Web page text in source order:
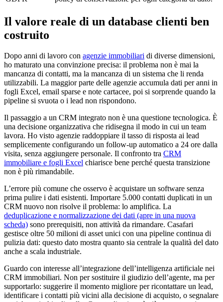
Il valore reale di un database clienti ben
costruito
Dopo anni di lavoro con agenzie immobiliari di diverse dimensioni,
ho maturato una convinzione precisa: il problema non è mai la
mancanza di contatti, ma la mancanza di un sistema che li renda
utilizzabili. La maggior parte delle agenzie accumula dati per anni in
fogli Excel, email sparse e note cartacee, poi si sorprende quando la
pipeline si svuota o i lead non rispondono.
Il passaggio a un CRM integrato non è una questione tecnologica. È
una decisione organizzativa che ridisegna il modo in cui un team
lavora. Ho visto agenzie raddoppiare il tasso di risposta ai lead
semplicemente configurando un follow-up automatico a 24 ore dalla
visita, senza aggiungere personale. Il confronto tra CRM
immobiliare e fogli Excel chiarisce bene perché questa transizione
non è più rimandabile.
L’errore più comune che osservo è acquistare un software senza
prima pulire i dati esistenti. Importare 5.000 contatti duplicati in un
CRM nuovo non risolve il problema: lo amplifica. La
deduplicazione e normalizzazione dei dati (apre in una nuova
scheda) sono prerequisiti, non attività da rimandare. Casafari
gestisce oltre 50 milioni di asset unici con una pipeline continua di
pulizia dati: questo dato mostra quanto sia centrale la qualità del dato
anche a scala industriale.
Guardo con interesse all’integrazione dell’intelligenza artificiale nei
CRM immobiliari. Non per sostituire il giudizio dell’agente, ma per
supportarlo: suggerire il momento migliore per ricontattare un lead,
identificare i contatti più vicini alla decisione di acquisto, o segnalare